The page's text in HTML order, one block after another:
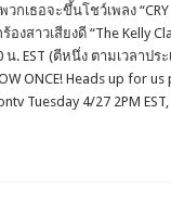
กเธอจะขึ้นโชว์เพลง “CRY
งสาวเสียงดี “The Kelly
น. EST (ตีหนึ่ง ตามเวลาปร
ONCE! Heads up for
Tuesday 4/27 2PM EST,